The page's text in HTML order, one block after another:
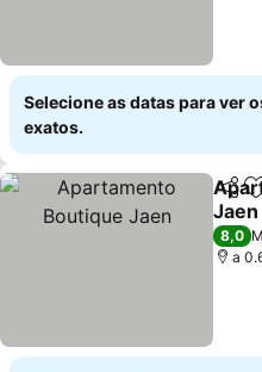
Selecione as datas para ver
exatos.
Jaen
8,0
a